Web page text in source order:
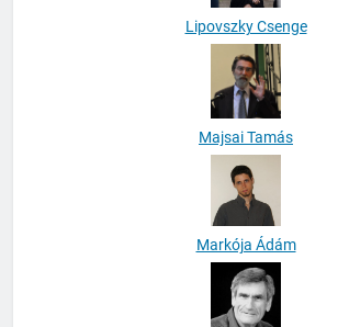
Lipovszky Csenge
Majsai Tamás
Markója Ádám